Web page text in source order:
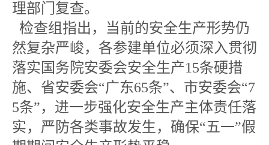
理部门复查。
检查组指出，当前的安全生产形势仍
然复杂严峻，各参建单位必须深入贯彻
落实国务院安委会安全生产15条硬措
施、省安委会“广东65条”、市安委会“7
5条”，进一步强化安全生产主体责任落
实，严防各类事故发生，确保“五一”假